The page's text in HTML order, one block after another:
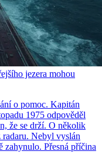
jezera mohou
o pomoc. Kapitán
1975 odpověděl
že se drží. O několik
Nebyl vyslán
zahynulo. Přesná příčina